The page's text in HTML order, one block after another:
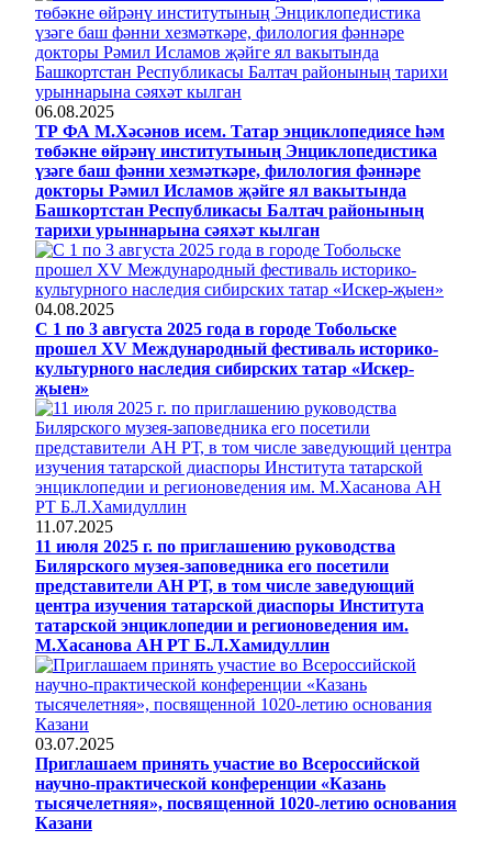
06.08.2025
ТР ФА М.Хәсәнов исем. Татар энциклопедиясе һәм
төбәкне өйрәнү институтының Энциклопедистика
үзәге баш фәнни хезмәткәре, филология фәннәре
докторы Рәмил Исламов җәйге ял вакытында
Башкортстан Республикасы Балтач районының
тарихи урыннарына сәяхәт кылган
04.08.2025
С 1 по 3 августа 2025 года в городе Тобольске
прошел XV Международный фестиваль историко-
культурного наследия сибирских татар «Искер-
җыен»
11.07.2025
11 июля 2025 г. по приглашению руководства
Билярского музея-заповедника его посетили
представители АН РТ, в том числе заведующий
центра изучения татарской диаспоры Института
татарской энциклопедии и регионоведения им.
М.Хасанова АН РТ Б.Л.Хамидуллин
03.07.2025
Приглашаем принять участие во Всероссийской
научно-практической конференции «Казань
тысячелетняя», посвященной 1020-летию основания
Казани